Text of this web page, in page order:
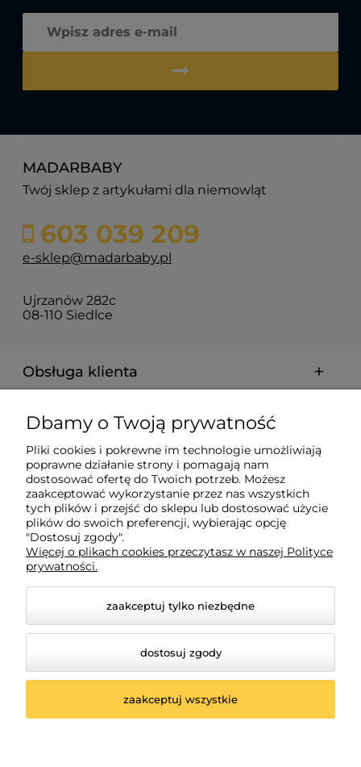
MADARBABY
Twój sklep z artykułami dla niemowląt
603 039 209
e-sklep@madarbaby.pl
Ujrzanów 282c
08-110 Siedlce
Obsługa klienta
Pomoc
Płatności i dostawa
Informacje
O nas
© 2026 madarbaby.pl. Wszelkie prawa zastrzeżone.
Dbamy o Twoją prywatność
Pliki cookies i pokrewne im technologie umożliwiają
poprawne działanie strony i pomagają nam
dostosować ofertę do Twoich potrzeb. Możesz
zaakceptować wykorzystanie przez nas wszystkich
tych plików i przejść do sklepu lub dostosować użycie
plików do swoich preferencji, wybierając opcję
"Dostosuj zgody".
Więcej o plikach cookies przeczytasz w naszej Polityce
prywatności.
zaakceptuj tylko niezbędne
dostosuj zgody
zaakceptuj wszystkie